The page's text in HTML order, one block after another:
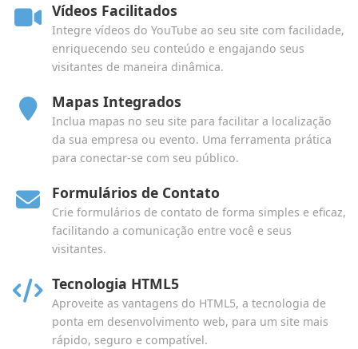
Vídeos Facilitados
Integre vídeos do YouTube ao seu site com facilidade,
enriquecendo seu conteúdo e engajando seus
visitantes de maneira dinâmica.
Mapas Integrados
Inclua mapas no seu site para facilitar a localização
da sua empresa ou evento. Uma ferramenta prática
para conectar-se com seu público.
Formulários de Contato
Crie formulários de contato de forma simples e eficaz,
facilitando a comunicação entre você e seus
visitantes.
Tecnologia HTML5
Aproveite as vantagens do HTML5, a tecnologia de
ponta em desenvolvimento web, para um site mais
rápido, seguro e compatível.